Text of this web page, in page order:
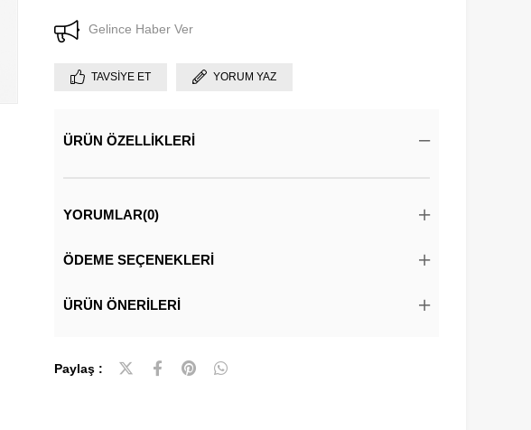
Gelince Haber Ver
TAVSIYE ET YORUM YAZ
ÜRÜN ÖZELLIKLERI
YORUMLAR(0)
ÖDEME SEÇENEKLERI
ÜRÜN ÖNERILERI
Paylaş :